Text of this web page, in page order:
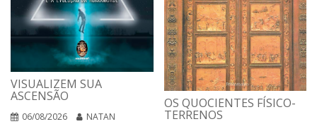
VISUALIZEM SUA
ASCENSÃO
06/08/2026 NATAN
OS QUOCIENTES FÍSICO-
TERRENOS